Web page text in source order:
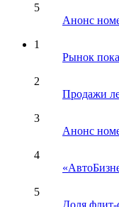
5
Анонс
1
Рынок
2
Продажи
3
Анонс
4
5
Доля флит-